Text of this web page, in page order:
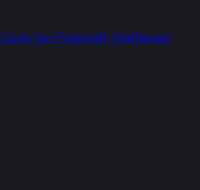
Canlı YayınTerminalt-ChatDestek